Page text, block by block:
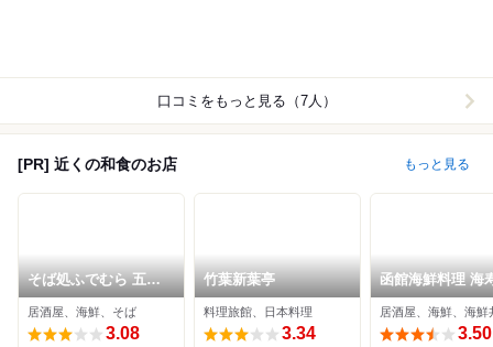
口コミをもっと見る（7人）
[PR] 近くの和食のお店 もっと見る
そば処ふでむら 五稜
郭店
居酒屋、海鮮、そば
3.08
竹葉新葉亭
料理旅館、日本料理
3.34
函館海鮮料理 海
居酒屋、海鮮、海鮮
3.50